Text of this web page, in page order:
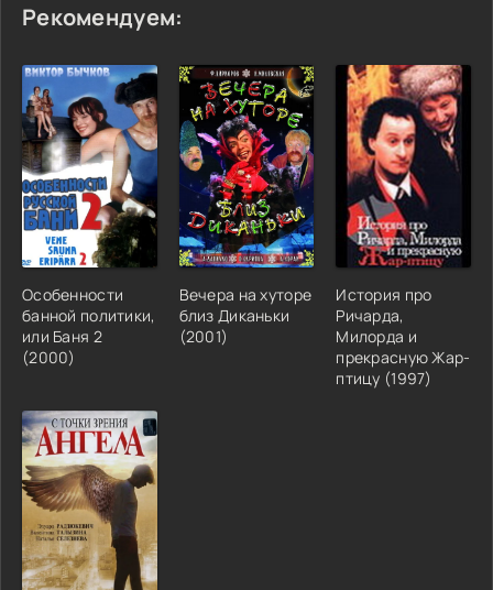
Рекомендуем:
Особенности
банной политики,
или Баня 2
(2000)
Вечера на хуторе
близ Диканьки
(2001)
История про
Ричарда,
Милорда и
прекрасную Жар-
птицу (1997)